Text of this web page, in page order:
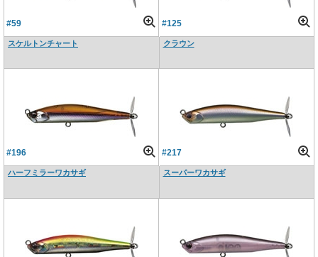
#59
スケルトンチャート
#125
クラウン
#196
ハーフミラーワカサギ
#217
スーパーワカサギ